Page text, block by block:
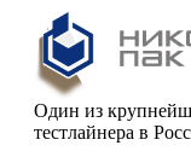
Один из
тестлайнера в